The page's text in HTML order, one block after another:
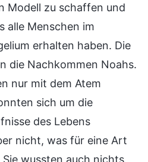
Modell zu schaffen und
alle Menschen im
erhalten haben. Die
die Nachkommen Noahs.
nur mit dem Atem
sich um die
des Lebens
nicht, was für eine Art
wussten auch nichts